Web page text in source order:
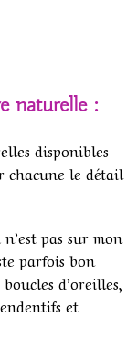
naturelle :
disponibles
chacune le détail
pas sur mon
parfois bon
d’oreilles,
et